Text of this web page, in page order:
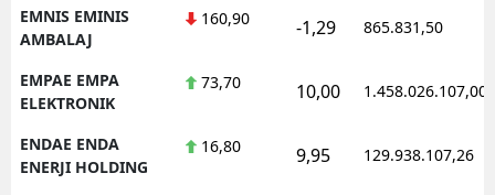
EMNIS EMINIS
AMBALAJ
160,90 -1,29 865.831,50
EMPAE EMPA
ELEKTRONIK
73,70 10,00 1.458.026.107,00
ENDAE ENDA
ENERJI HOLDING
16,80 9,95 129.938.107,26